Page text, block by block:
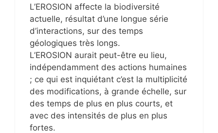
L’EROSION affecte la biodiversité
actuelle, résultat d’une longue série
d’interactions, sur des temps
géologiques très longs.
L’EROSION aurait peut-être eu lieu,
indépendamment des actions humaines
; ce qui est inquiétant c’est la multiplicité
des modifications, à grande échelle, sur
des temps de plus en plus courts, et
avec des intensités de plus en plus
fortes.